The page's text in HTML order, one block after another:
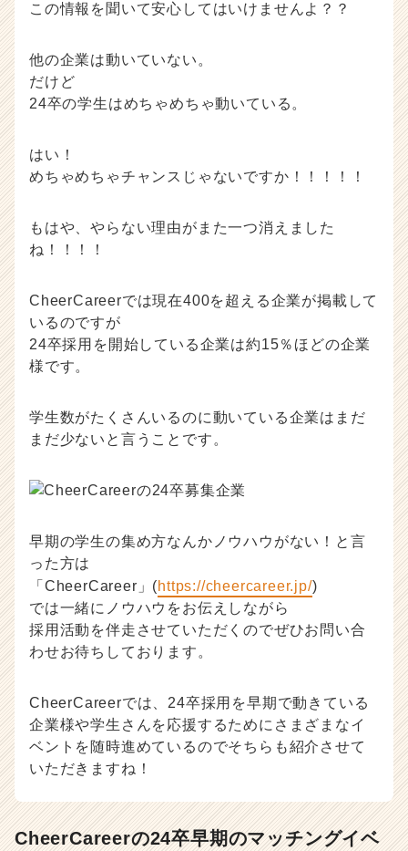
この情報を聞いて安心してはいけませんよ？？
他の企業は動いていない。
だけど
24卒の学生はめちゃめちゃ動いている。
はい！
めちゃめちゃチャンスじゃないですか！！！！！
もはや、やらない理由がまた一つ消えました
ね！！！！
CheerCareerでは現在400を超える企業が掲載して
いるのですが
24卒採用を開始している企業は約15％ほどの企業
様です。
学生数がたくさんいるのに動いている企業はまだ
まだ少ないと言うことです。
早期の学生の集め方なんかノウハウがない！と言
った方は
「CheerCareer」(https://cheercareer.jp/)
では一緒にノウハウをお伝えしながら
採用活動を伴走させていただくのでぜひお問い合
わせお待ちしております。
CheerCareerでは、24卒採用を早期で動きている
企業様や学生さんを応援するためにさまざまなイ
ベントを随時進めているのでそちらも紹介させて
いただきますね！
CheerCareerの24卒早期のマッチングイベ